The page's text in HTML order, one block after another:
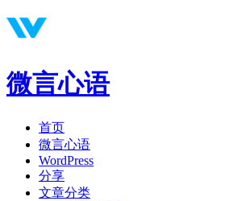
微言心语
首页
微言心语
WordPress
分享
文章分类